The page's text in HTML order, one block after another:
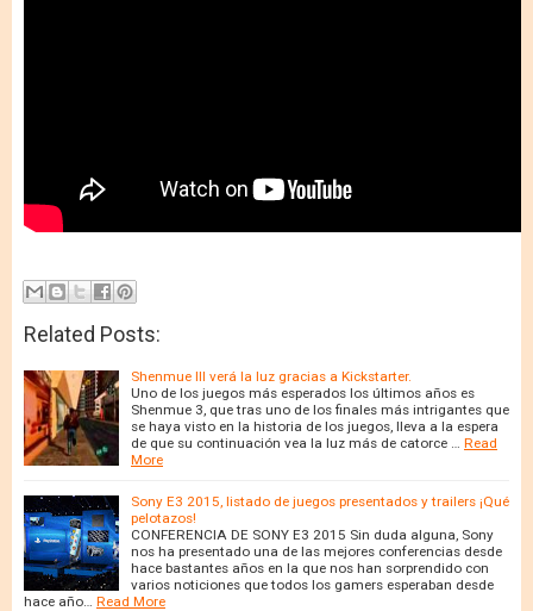
Related Posts:
Shenmue III verá la luz gracias a Kickstarter.
Uno de los juegos más esperados los últimos años es
Shenmue 3, que tras uno de los finales más intrigantes que
se haya visto en la historia de los juegos, lleva a la espera
de que su continuación vea la luz más de catorce … Read
More
Sony E3 2015, listado de juegos presentados y trailers ¡Qué
pelotazos!
CONFERENCIA DE SONY E3 2015 Sin duda alguna, Sony
nos ha presentado una de las mejores conferencias desde
hace bastantes años en la que nos han sorprendido con
varios noticiones que todos los gamers esperaban desde
hace año… Read More